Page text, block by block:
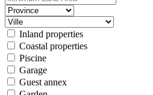
Inland properties
Coastal properties
Piscine
Garage
Guest annex